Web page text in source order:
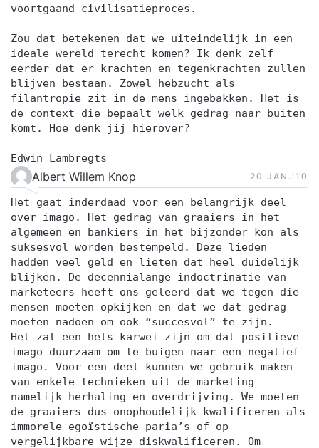
voortgaand civilisatieproces.
Zou dat betekenen dat we uiteindelijk in een
ideale wereld terecht komen? Ik denk zelf
eerder dat er krachten en tegenkrachten zullen
blijven bestaan. Zowel hebzucht als
filantropie zit in de mens ingebakken. Het is
de context die bepaalt welk gedrag naar buiten
komt. Hoe denk jij hierover?
Edwin Lambregts
Albert Willem Knop 20 JAN.‘10
Het gaat inderdaad voor een belangrijk deel
over imago. Het gedrag van graaiers in het
algemeen en bankiers in het bijzonder kon als
suksesvol worden bestempeld. Deze lieden
hadden veel geld en lieten dat heel duidelijk
blijken. De decennialange indoctrinatie van
marketeers heeft ons geleerd dat we tegen die
mensen moeten opkijken en dat we dat gedrag
moeten nadoen om ook “succesvol” te zijn.
Het zal een hels karwei zijn om dat positieve
imago duurzaam om te buigen naar een negatief
imago. Voor een deel kunnen we gebruik maken
van enkele technieken uit de marketing
namelijk herhaling en overdrijving. We moeten
de graaiers dus onophoudelijk kwalificeren als
immorele egoïstische paria’s of op
vergelijkbare wijze diskwalificeren. Om